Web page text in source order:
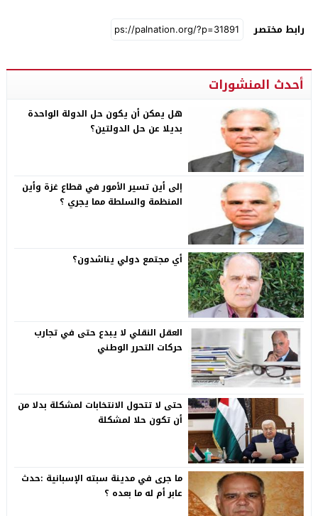
رابط مختصر
أحدث المنشورات
هل يمكن أن يكون حل الدولة الواحدة
بديلا عن حل الدولتين؟
إلى أين تسير الأمور في قطاع غزة وأين
المنظمة والسلطة مما يجري ؟
أي مجتمع دولي يناشدون؟
العقل النقلي لا يبدع حتى في تجارب
حركات التحرر الوطني
حتى لا تتحول الانتخابات لمشكلة بدلا من
أن تكون حلا لمشكلة
ما جرى في مدينة سبته الإسبانية :حدث
عابر أم له ما بعده ؟